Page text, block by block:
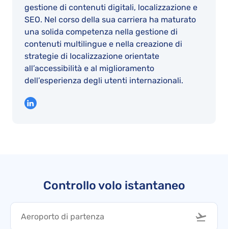
gestione di contenuti digitali, localizzazione e
SEO. Nel corso della sua carriera ha maturato
una solida competenza nella gestione di
contenuti multilingue e nella creazione di
strategie di localizzazione orientate
all’accessibilità e al miglioramento
dell’esperienza degli utenti internazionali.
Controllo volo istantaneo